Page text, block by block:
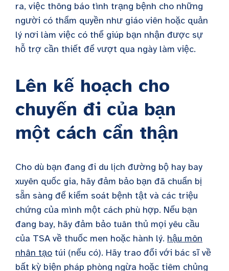
ra, việc thông báo tình trạng bệnh cho những
người có thẩm quyền như giáo viên hoặc quản
lý nơi làm việc có thể giúp bạn nhận được sự
hỗ trợ cần thiết để vượt qua ngày làm việc.
Lên kế hoạch cho
chuyến đi của bạn
một cách cẩn thận
Cho dù bạn đang đi du lịch đường bộ hay bay
xuyên quốc gia, hãy đảm bảo bạn đã chuẩn bị
sẵn sàng để kiểm soát bệnh tật và các triệu
chứng của mình một cách phù hợp. Nếu bạn
đang bay, hãy đảm bảo tuân thủ mọi yêu cầu
của TSA về thuốc men hoặc hành lý. hậu môn
nhân tạo túi (nếu có). Hãy trao đổi với bác sĩ về
bất kỳ biện pháp phòng ngừa hoặc tiêm chủng